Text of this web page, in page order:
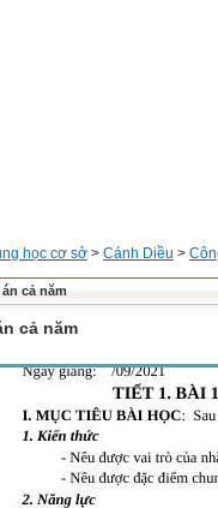
học cơ sở > Cánh Diều >
cả năm
cả năm